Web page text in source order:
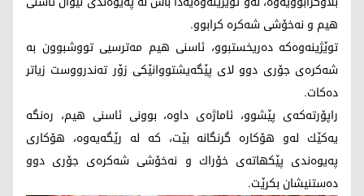
هیم و نه‌خۆشی شه‌كره‌ كرابوو.
توێژینه‌وه‌كه‌ ده‌ریخستبوو، ئاسنی هیم مه‌ترسیی تووشبوون به‌
شه‌كره‌ی جۆری دوو لای پێگه‌یشتووانێكی زۆر ته‌ندرووست زیاتر
ده‌كات.
راپۆرته‌كه‌ی پێشوو، ئاماژه‌ی داوه‌، بوونی ئاسنی هیم، ره‌نگه‌
یه‌كێك له‌و هۆكاره‌ گرنگانه‌ بێت، كه‌ له‌ رێگه‌یه‌وه‌، هۆكاری
په‌یوه‌ندی پێكهاته‌ی خۆراك و نه‌خۆشی شه‌كره‌ی جۆری دوو
ده‌ستنیشان بكرێت.